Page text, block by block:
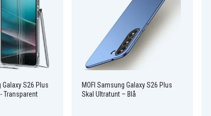
S26 Plus
Transparent
MOFI Samsung Galaxy S26 Plus
Skal Ultratunt – Blå